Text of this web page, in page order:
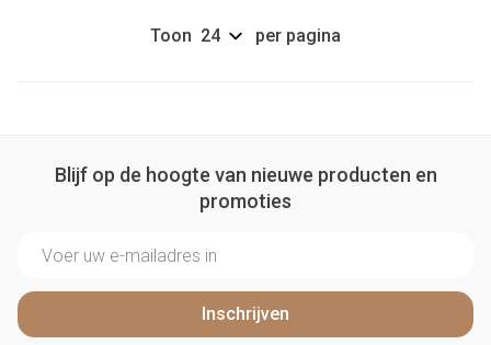
Toon per pagina
Blijf op de hoogte van nieuwe producten en
promoties
Inschrijven